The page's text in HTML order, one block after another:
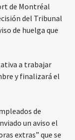
de Montréal
del Tribunal
de huelga que
a trabajar
y finalizará el
de
un aviso el
extras” que se